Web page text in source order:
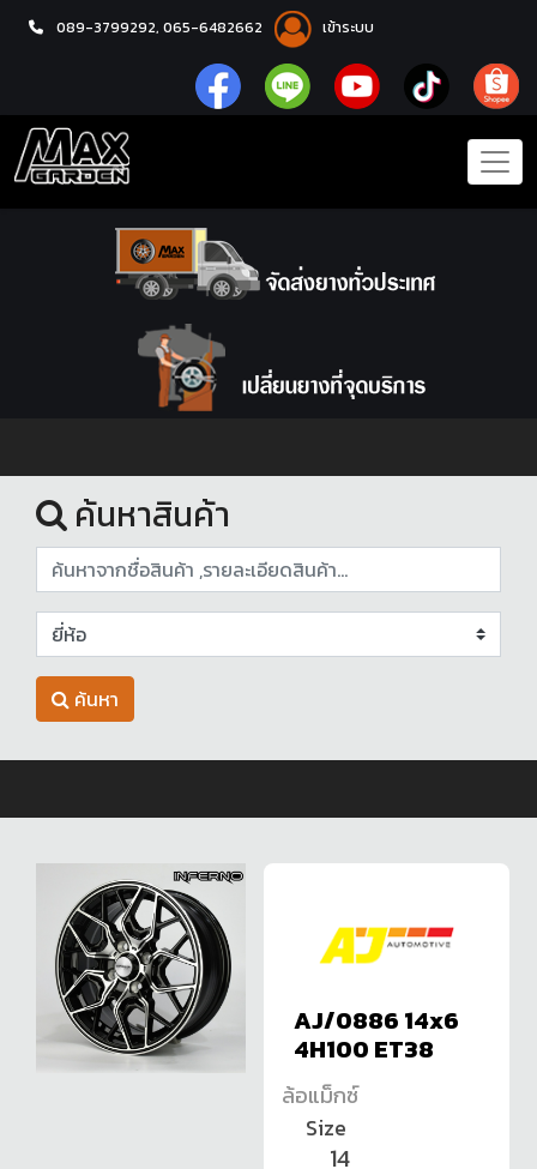
089-3799292, 065-6482662 เข้าระบบ
หน้าแรก
ค้นหาสินค้า
ค้นหา
AJ/0886 14x6
4H100 ET38
ล้อแม็กซ์
Size
14